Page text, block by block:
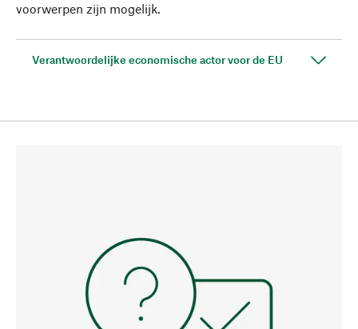
voorwerpen zijn mogelijk.
Verantwoordelijke economische actor voor de EU